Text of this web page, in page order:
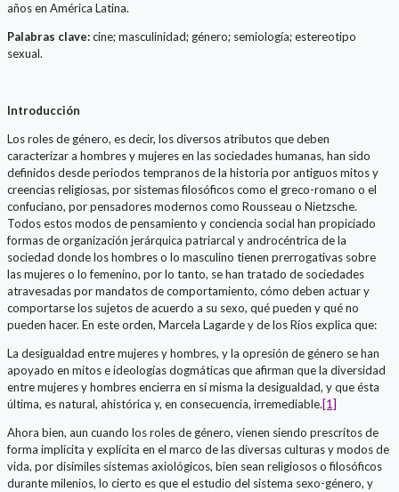
años en América Latina.
Palabras clave:cine; masculinidad; género; semiología; estereotipo
sexual.
Introducción
Los roles de género, es decir, los diversos atributos que deben
caracterizar a hombres y mujeres en las sociedades humanas, han sido
definidos desde periodos tempranos de la historia por antiguos mitos y
creencias religiosas, por sistemas filosóficos como el greco-romano o el
confuciano, por pensadores modernos como Rousseau o Nietzsche.
Todos estos modos de pensamiento y conciencia social han propiciado
formas de organización jerárquica patriarcal y androcéntrica de la
sociedad donde los hombres o lo masculino tienen prerrogativas sobre
las mujeres o lo femenino, por lo tanto, se han tratado de sociedades
atravesadas por mandatos de comportamiento, cómo deben actuar y
comportarse los sujetos de acuerdo a su sexo, qué pueden y qué no
pueden hacer. En este orden, Marcela Lagarde y de los Ríos explica que:
La desigualdad entre mujeres y hombres, y la opresión de género se han
apoyado en mitos e ideologías dogmáticas que afirman que la diversidad
entre mujeres y hombres encierra en sí misma la desigualdad, y que ésta
última, es natural, ahistórica y, en consecuencia, irremediable.[1]
Ahora bien, aun cuando los roles de género, vienen siendo prescritos de
forma implícita y explícita en el marco de las diversas culturas y modos de
vida, por disímiles sistemas axiológicos, bien sean religiosos o filosóficos
durante milenios, lo cierto es que el estudio del sistema sexo-género, y